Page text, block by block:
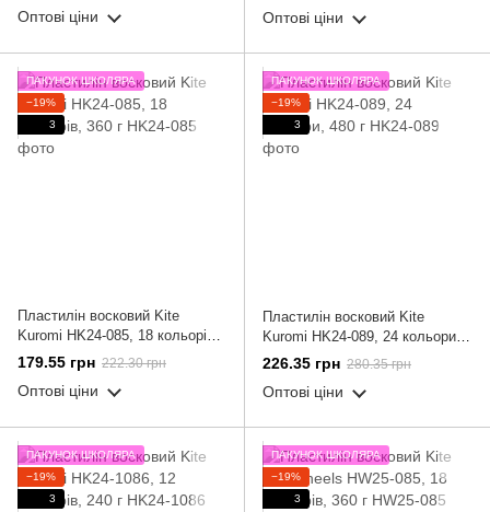
Оптові ціни Оптові ціни
ПАКУНОК ШКОЛЯРА
−19%
3
Пластилін восковий Kite
Kuromi HK24-085, 18 кольорів,
360 г
179.55 грн 222.30 грн
Оптові ціни
ПАКУНОК ШКОЛЯРА
−19%
3
Пластилін восковий Kite
Kuromi HK24-089, 24 кольори,
480 г
226.35 грн 280.35 грн
Оптові ціни
ПАКУНОК ШКОЛЯРА
−19%
3
ПАКУНОК ШКОЛЯРА
−19%
3